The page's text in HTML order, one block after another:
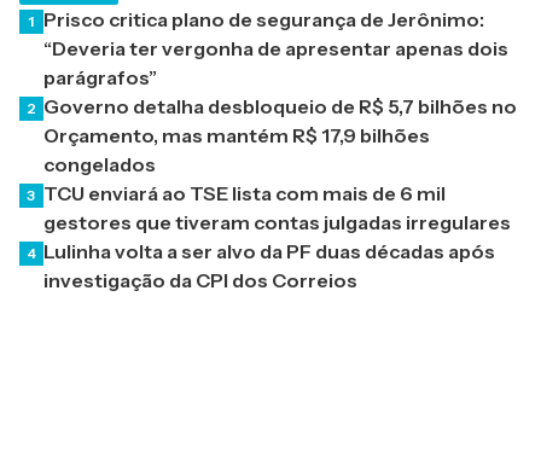
1 Prisco critica plano de segurança de Jerônimo:
“Deveria ter vergonha de apresentar apenas dois
parágrafos”
2 Governo detalha desbloqueio de R$ 5,7 bilhões no
Orçamento, mas mantém R$ 17,9 bilhões
congelados
3 TCU enviará ao TSE lista com mais de 6 mil
gestores que tiveram contas julgadas irregulares
4 Lulinha volta a ser alvo da PF duas décadas após
investigação da CPI dos Correios